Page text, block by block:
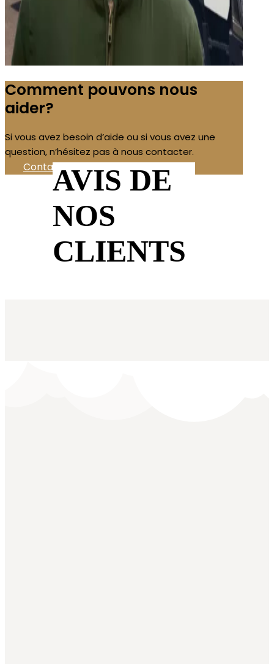
Comment pouvons nous
aider?
Si vous avez besoin d’aide ou si vous avez une
question, n’hésitez pas à nous contacter.
Contactez-nous!
AVIS DE
NOS
CLIENTS